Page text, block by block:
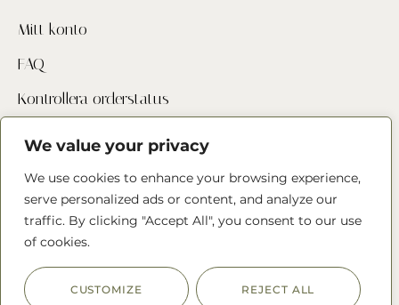
We value your privacy
We use cookies to enhance your browsing experience,
serve personalized ads or content, and analyze our
traffic. By clicking "Accept All", you consent to our use
of cookies.
CUSTOMIZE REJECT ALL
Mitt konto
FAQ
Kontrollera orderstatus
Kontakta oss
Följ oss